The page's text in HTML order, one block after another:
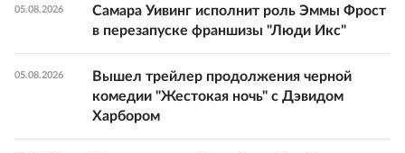
05.08.2026
Самара Уивинг исполнит роль Эммы Фрост
в перезапуске франшизы "Люди Икс"
05.08.2026
Вышел трейлер продолжения черной
комедии "Жестокая ночь" с Дэвидом
Харбором